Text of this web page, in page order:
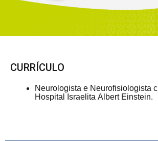
CURRÍCULO
Neurologista e Neurofisiologista
Hospital Israelita Albert Einstein.